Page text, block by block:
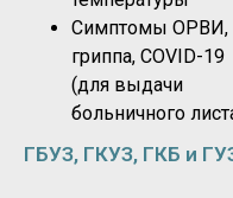
Симптомы ОРВИ,
гриппа, COVID-19
(для выдачи
больничного
ГБУЗ, ГКУЗ, ГКБ и